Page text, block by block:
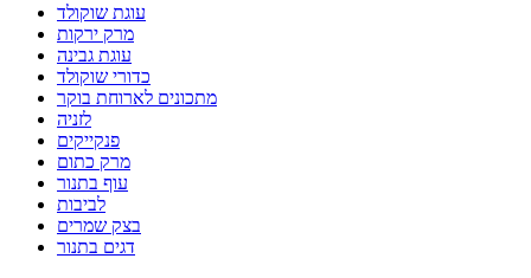
עוגת שוקולד
מרק ירקות
עוגת גבינה
כדורי שוקולד
מתכונים לארוחת בוקר
לזניה
פנקייקים
מרק כתום
עוף בתנור
לביבות
בצק שמרים
דגים בתנור